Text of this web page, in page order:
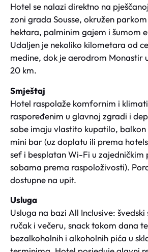
Hotel se nalazi direktno na
zoni grada Sousse, okružen
hektara, palminim gajem i šumom
Udaljen je nekoliko kilometara od
medine, dok je aerodrom Monastir
20 km.
Smještaj
Hotel raspolaže komfornim i
raspoređenim u glavnoj zgradi i
sobe imaju vlastito kupatilo, balkon
mini bar (uz doplatu ili prema
sef i besplatan Wi-Fi u zajedničkim
sobama prema raspoloživosti).
dostupne na upit.
Usluga
Usluga na bazi All Inclusive:
ručak i večeru, snack tokom dana
bezalkoholnih i alkoholnih pića u